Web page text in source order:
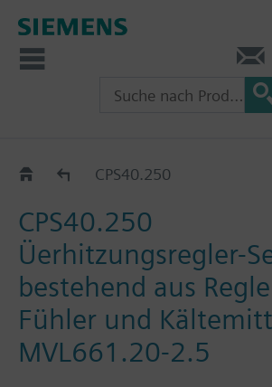
Ventile und Stellantriebe -
CPS40.250
CPS40.250
Üerhitzungsregler-
bestehend aus
Fühler und
MVL661.20-2.5